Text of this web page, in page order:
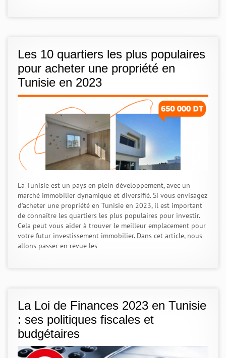
Les 10 quartiers les plus populaires
pour acheter une propriété en
Tunisie en 2023
La Tunisie est un pays en plein développement, avec un
marché immobilier dynamique et diversifié. Si vous envisagez
d'acheter une propriété en Tunisie en 2023, il est important
de connaître les quartiers les plus populaires pour investir.
Cela peut vous aider à trouver le meilleur emplacement pour
votre futur investissement immobilier. Dans cet article, nous
allons passer en revue les
La Loi de Finances 2023 en Tunisie
: ses politiques fiscales et
budgétaires